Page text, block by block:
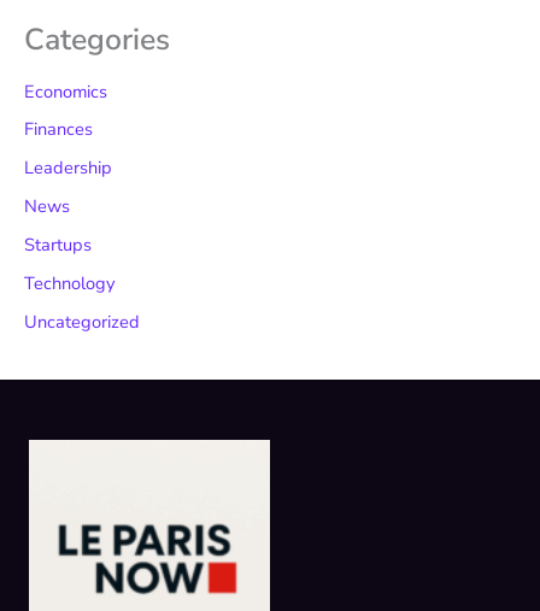
Categories
Economics
Finances
Leadership
News
Startups
Technology
Uncategorized